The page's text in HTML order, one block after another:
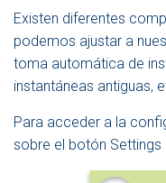
Existen diferentes
podemos ajustar a
toma automática de
instantáneas antiguas,
Para acceder a la
sobre el botón Settings